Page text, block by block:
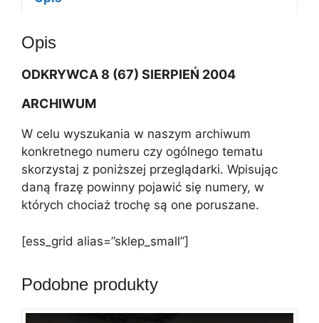
i
v
:
Opis
ODKRYWCA 8 (67) SIERPIEŃ 2004
ARCHIWUM
W celu wyszukania w naszym archiwum
konkretnego numeru czy ogólnego tematu
skorzystaj z poniższej przeglądarki. Wpisując
daną frazę powinny pojawić się numery, w
których chociaż trochę są one poruszane.
[ess_grid alias=”sklep_small”]
Podobne produkty